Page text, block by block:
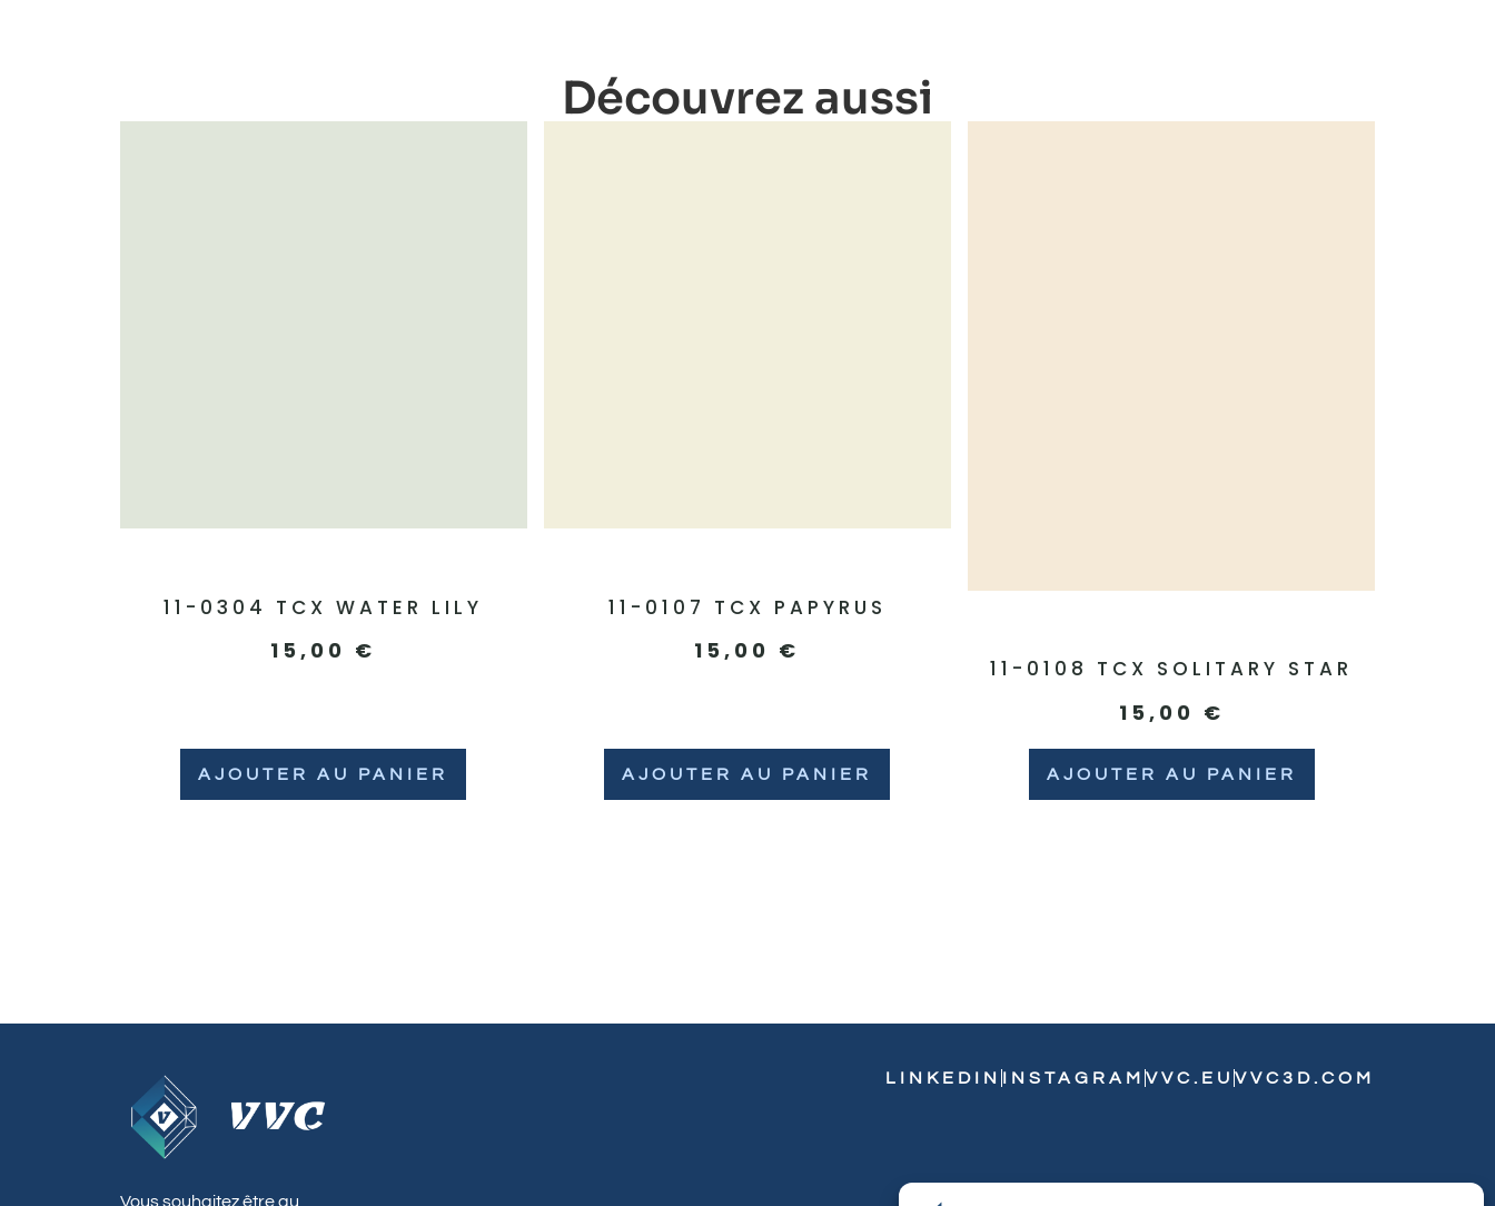
Découvrez aussi
11-0304 TCX WATER LILY
15,00 €
AJOUTER AU PANIER
11-0107 TCX PAPYRUS
15,00 €
AJOUTER AU PANIER
11-0108 TCX SOLITARY STAR
15,00 €
AJOUTER AU PANIER
Vous souhaitez être au
LINKEDIN INSTAGRAM VVC.EU VVC3D.COM